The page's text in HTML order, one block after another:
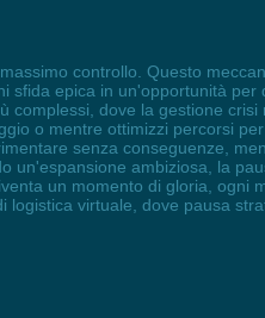
controllo. Questo
sfida epica in un'opportunità per
complessi, dove la gestione crisi
o mentre ottimizzi percorsi
senza conseguenze,
un'espansione ambiziosa, la
un momento di gloria, ogni
logistica virtuale, dove pausa